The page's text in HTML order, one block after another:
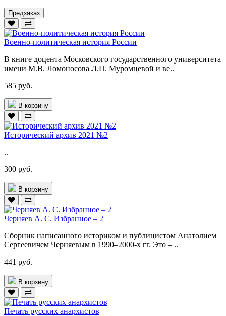
Предзаказ
Военно-политическая история России
В книге доцента Московского государственного университета
имени М.В. Ломоносова Л.П. Муромцевой и ве..
585 руб.
В корзину
Исторический архив 2021 №2
..
300 руб.
В корзину
Черняев А. С. Избранное – 2
Сборник написанного историком и публицистом Анатолием
Сергеевичем Черняевым в 1990–2000-х гг. Это – ..
441 руб.
В корзину
Печать русских анархистов